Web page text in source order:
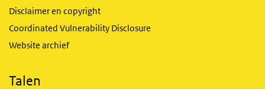
Disclaimer en copyright
Coordinated Vulnerability Disclosure
Website archief
Talen